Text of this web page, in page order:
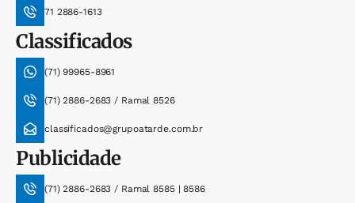
71 2886-1613
Classificados
(71) 99965-8961
(71) 2886-2683 / Ramal 8526
classificados@grupoatarde.com.br
Publicidade
(71) 2886-2683 / Ramal 8585 | 8586